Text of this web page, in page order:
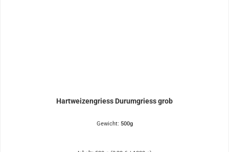
Hartweizengriess Durumgriess grob
Gewicht: 500g